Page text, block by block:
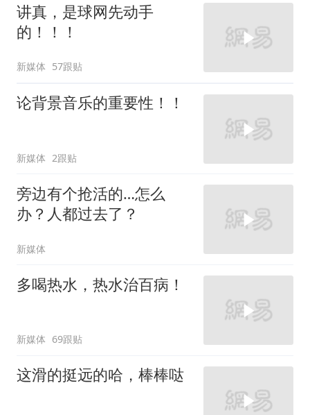
讲真，是球网先动手
的！！！
新媒体 57跟贴
论背景音乐的重要性！！
新媒体 2跟贴
旁边有个抢活的…怎么
办？人都过去了？
新媒体
多喝热水，热水治百病！
新媒体 69跟贴
这滑的挺远的哈，棒棒哒